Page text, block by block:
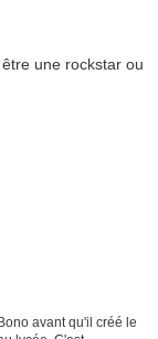
avant qu'il créé le